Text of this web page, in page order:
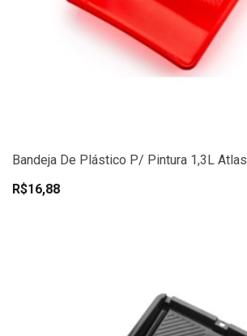
Bandeja De Plástico P/ Pintura 1,3L Atlas
R$16,88